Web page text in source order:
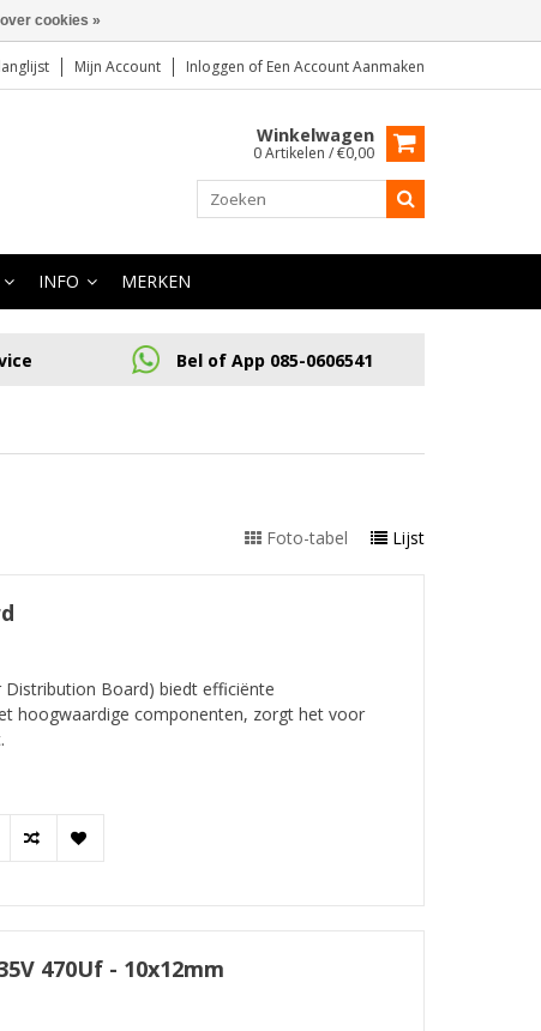
Mijn Account Inloggen of Een Account Aanmaken
Winkelwagen
0 Artikelen / €0,00
INFO MERKEN
Bel of App 085-0606541
Foto-tabel Lijst
Board) biedt efficiënte
hoogwaardige componenten, zorgt het voor
470Uf - 10x12mm
cookies »